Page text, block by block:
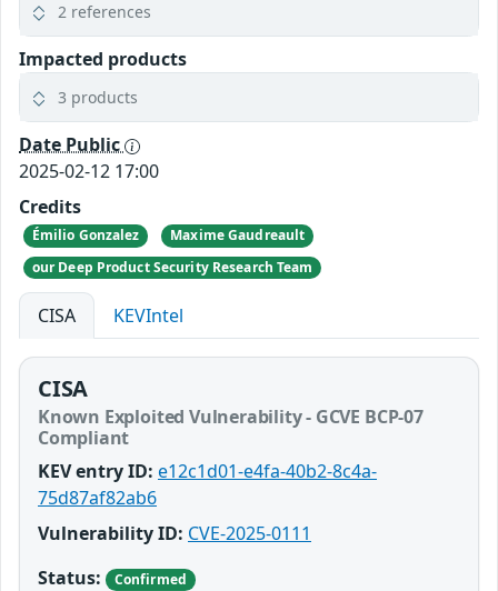
2 references
Impacted products
3 products
Date Public
2025-02-12 17:00
Credits
Émilio Gonzalez
Maxime Gaudreault
our Deep Product Security Research Team
CISA KEVIntel
CISA
Known Exploited Vulnerability - GCVE BCP-07
Compliant
KEV entry ID: e12c1d01-e4fa-40b2-8c4a-
75d87af82ab6
Vulnerability ID: CVE-2025-0111
Status:
Confirmed